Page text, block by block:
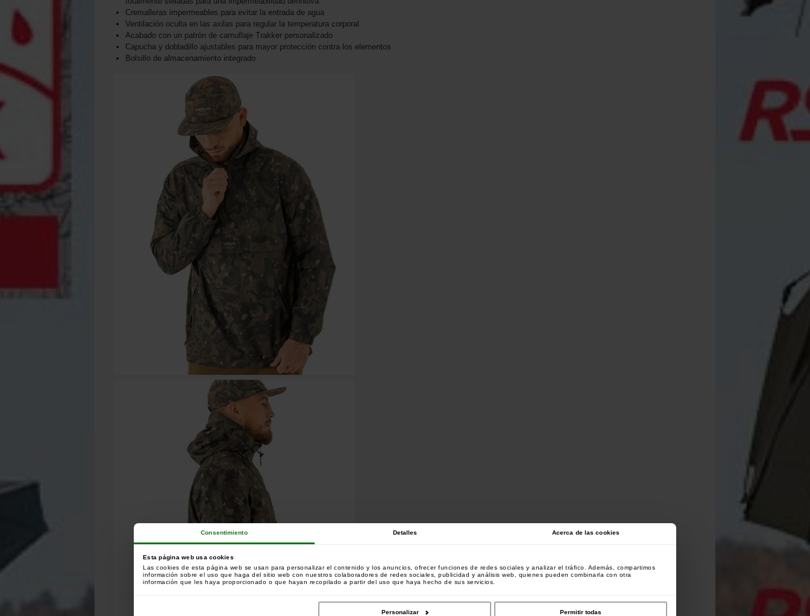
Consentimiento Detalles Acerca de las cookies
Esta página web usa cookies
Las cookies de esta página web se usan para personalizar el contenido y los anuncios, ofrecer funciones de redes sociales y analizar el tráfico. Además, compartimos
información sobre el uso que haga del sitio web con nuestros colaboradores de redes sociales, publicidad y análisis web, quienes pueden combinarla con otra
información que les haya proporcionado o que hayan recopilado a partir del uso que haya hecho de sus servicios.
Personalizar Permitir todas
Cremalleras impermeables para evitar la entrada de agua
Ventilación oculta en las axilas para regular la temperatura corporal
Acabado con un patrón de camuflaje Trakker personalizado
Capucha y dobladillo ajustables para mayor protección contra los elementos
Bolsillo de almacenamiento integrado